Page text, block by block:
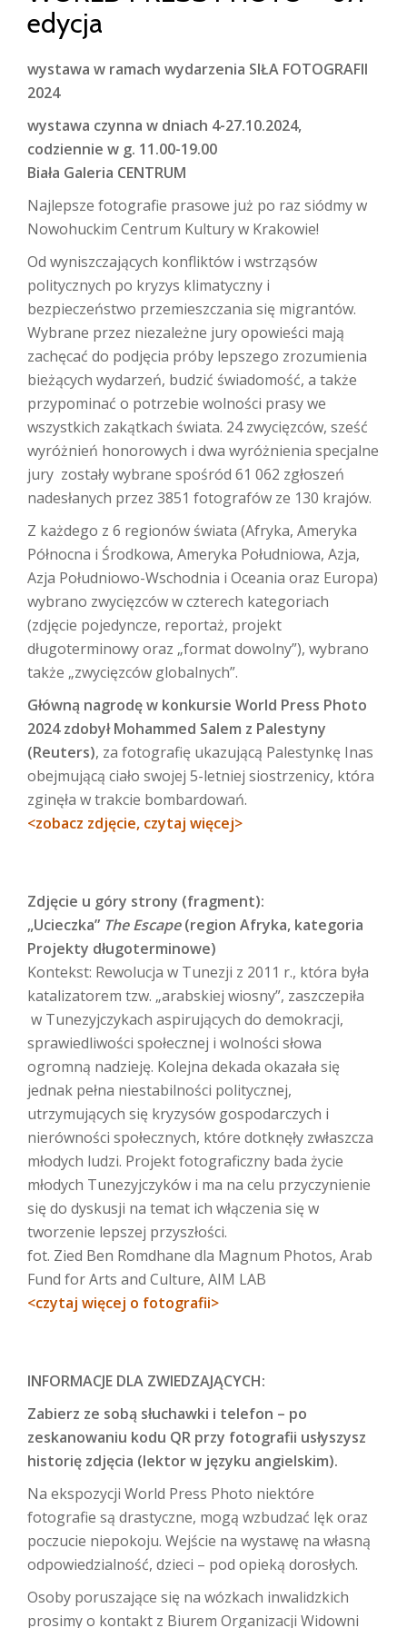
edycja
wystawa w ramach wydarzenia SIŁA FOTOGRAFII
2024
wystawa czynna w dniach 4-27.10.2024,
codziennie w g. 11.00-19.00
Biała Galeria CENTRUM
Najlepsze fotografie prasowe już po raz siódmy w
Nowohuckim Centrum Kultury w Krakowie!
Od wyniszczających konfliktów i wstrząsów
politycznych po kryzys klimatyczny i
bezpieczeństwo przemieszczania się migrantów.
Wybrane przez niezależne jury opowieści mają
zachęcać do podjęcia próby lepszego zrozumienia
bieżących wydarzeń, budzić świadomość, a także
przypominać o potrzebie wolności prasy we
wszystkich zakątkach świata. 24 zwycięzców, sześć
wyróżnień honorowych i dwa wyróżnienia specjalne
jury zostały wybrane spośród 61 062 zgłoszeń
nadesłanych przez 3851 fotografów ze 130 krajów.
Z każdego z 6 regionów świata (Afryka, Ameryka
Północna i Środkowa, Ameryka Południowa, Azja,
Azja Południowo-Wschodnia i Oceania oraz Europa)
wybrano zwycięzców w czterech kategoriach
(zdjęcie pojedyncze, reportaż, projekt
długoterminowy oraz „format dowolny”), wybrano
także „zwycięzców globalnych”.
Główną nagrodę w konkursie World Press Photo
2024 zdobył Mohammed Salem z Palestyny
(Reuters), za fotografię ukazującą Palestynkę Inas
obejmującą ciało swojej 5-letniej siostrzenicy, która
zginęła w trakcie bombardowań.
<zobacz zdjęcie, czytaj więcej>
Zdjęcie u góry strony (fragment):
„Ucieczka” The Escape(region Afryka, kategoria
Projekty długoterminowe)
Kontekst: Rewolucja w Tunezji z 2011 r., która była
katalizatorem tzw. „arabskiej wiosny”, zaszczepiła
w Tunezyjczykach aspirujących do demokracji,
sprawiedliwości społecznej i wolności słowa
ogromną nadzieję. Kolejna dekada okazała się
jednak pełna niestabilności politycznej,
utrzymujących się kryzysów gospodarczych i
nierówności społecznych, które dotknęły zwłaszcza
młodych ludzi. Projekt fotograficzny bada życie
młodych Tunezyjczyków i ma na celu przyczynienie
się do dyskusji na temat ich włączenia się w
tworzenie lepszej przyszłości.
fot. Zied Ben Romdhane dla Magnum Photos, Arab
Fund for Arts and Culture, AIM LAB
<czytaj więcej o fotografii>
INFORMACJE DLA ZWIEDZAJĄCYCH:
Zabierz ze sobą słuchawki i telefon – po
zeskanowaniu kodu QR przy fotografii usłyszysz
historię zdjęcia (lektor w języku angielskim).
Na ekspozycji World Press Photo niektóre
fotografie są drastyczne, mogą wzbudzać lęk oraz
poczucie niepokoju. Wejście na wystawę na własną
odpowiedzialność, dzieci – pod opieką dorosłych.
Osoby poruszające się na wózkach inwalidzkich
prosimy o kontakt z Biurem Organizacji Widowni